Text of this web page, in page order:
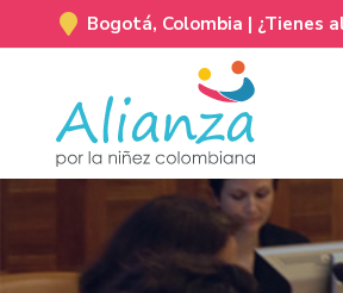
Bogotá, Colombia | ¿Tienes